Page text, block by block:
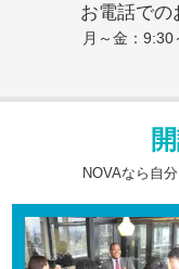
お電話での
月～金：9:30
NOVAなら自